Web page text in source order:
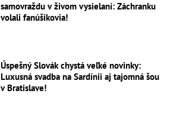
samovraždu v živom vysielaní: Záchranku
volali fanúšikovia!
Úspešný Slovák chystá veľké novinky:
Luxusná svadba na Sardínii aj tajomná šou
v Bratislave!